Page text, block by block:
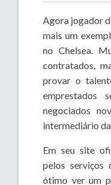
Agora jogador
mais um
no Chelsea.
contratados,
provar o
emprestados
negociados
intermediário da
Em seu site
pelos serviços
ótimo ver um